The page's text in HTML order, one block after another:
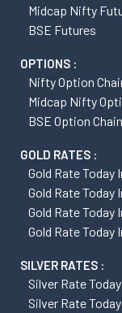
Midcap Nifty
BSE Futures
OPTIONS :
Nifty Option
Midcap Nifty
BSE Option Chain
GOLD RATES :
Gold Rate Today
Gold Rate Today
Gold Rate Today
Gold Rate Today
SILVER RATES :
Silver Rate
Silver Rate